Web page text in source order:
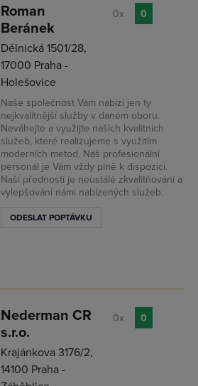
Roman
Beránek
Dělnická 1501/28,
17000 Praha -
Holešovice
Naše společnost Vám nabízí jen ty
nejkvalitnější služby v daném oboru.
Neváhejte a využijte našich kvalitních
služeb, které realizujeme s využitím
moderních metod. Náš profesionální
personál je Vám vždy plně k dispozici.
Naší předností je neustálé zkvalitňování a
vylepšování námi nabízených služeb.
ODESLAT POPTÁVKU
0x 0
Nederman CR
s.r.o.
Krajánkova 3176/2,
14100 Praha -
0x 0